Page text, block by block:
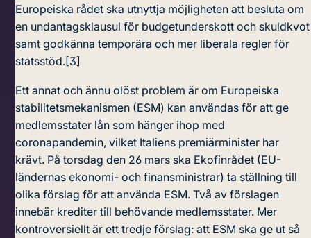
Europeiska rådet ska utnyttja möjligheten att besluta om
en undantagsklausul för budgetunderskott och skuldkvot
samt godkänna temporära och mer liberala regler för
statsstöd.[3]
Ett annat och ännu olöst problem är om Europeiska
stabilitetsmekanismen (ESM) kan användas för att ge
medlemsstater lån som hänger ihop med
coronapandemin, vilket Italiens premiärminister har
krävt. På torsdag den 26 mars ska Ekofinrådet (EU-
ländernas ekonomi- och finansministrar) ta ställning till
olika förslag för att använda ESM. Två av förslagen
innebär krediter till behövande medlemsstater. Mer
kontroversiellt är ett tredje förslag: att ESM ska ge ut så